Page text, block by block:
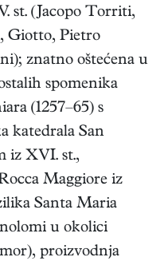
st. (Jacopo Torriti,
Giotto, Pietro
znatno oštećena u
spomenika
(1257–65) s
katedrala San
iz XVI. st.,
Maggiore iz
Santa Maria
u okolici
proizvodnja